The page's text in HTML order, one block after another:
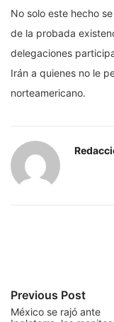
No solo este hecho
de la probada
delegaciones
Irán a quienes no le
norteamericano.
Previous Post
México se rajó ante